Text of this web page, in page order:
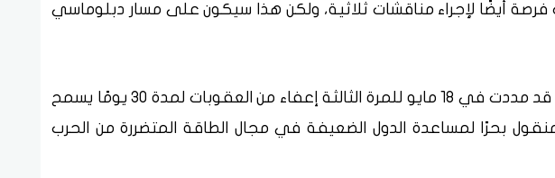
أيضًا لإجراء مناقشات ثلاثية، ولكن هذا سيكون على مسار دبلوماسي
وكانت الولايات المتحدة قد مددت في 18 مايو للمرة الثالثة إعفاء من العقوبات لمدة 30 يومًا يسمح
بحرًا لمساعدة الدول الضعيفة في مجال الطاقة المتضررة من الحرب